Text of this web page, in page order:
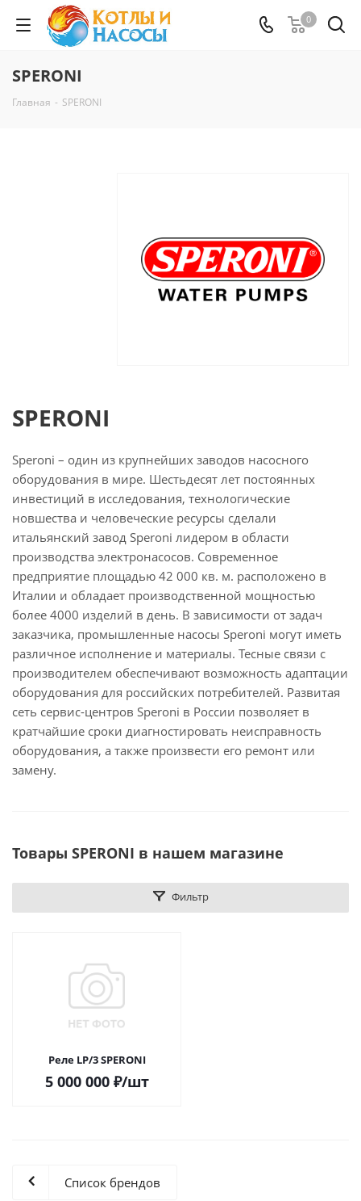
0
SPERONI
Главная - SPERONI
SPERONI
Speroni – один из крупнейших заводов насосного
оборудования в мире. Шестьдесят лет постоянных
инвестиций в исследования, технологические
новшества и человеческие ресурсы сделали
итальянский завод Speroni лидером в области
производства электронасосов. Современное
предприятие площадью 42 000 кв. м. расположено в
Италии и обладает производственной мощностью
более 4000 изделий в день. В зависимости от задач
заказчика, промышленные насосы Speroni могут иметь
различное исполнение и материалы. Тесные связи с
производителем обеспечивают возможность адаптации
оборудования для российских потребителей. Развитая
сеть сервис-центров Speroni в России позволяет в
кратчайшие сроки диагностировать неисправность
оборудования, а также произвести его ремонт или
замену.
Товары SPERONI в нашем магазине
Фильтр
Реле LP/3 SPERONI
5 000 000₽/шт
Список брендов